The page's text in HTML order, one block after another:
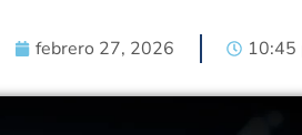
febrero 27, 2026 10:45